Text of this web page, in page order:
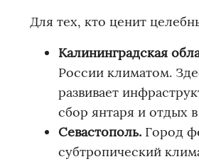
Для тех, кто ценит
Калининградская
России климатом.
развивает
сбор янтаря и отдых
Севастополь. Город
субтропический